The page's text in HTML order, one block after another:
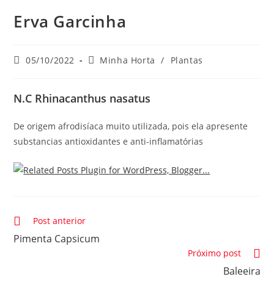
Erva Garcinha
Post05/10/2022
Categoria
Minha Horta / Plantas
N.C Rhinacanthus nasatus
De origem afrodisíaca muito utilizada, pois ela apresente
substancias antioxidantes e anti-inflamatórias
Leia
artigos
Post anterior
Pimenta Capsicum
Próximo post
Baleeira